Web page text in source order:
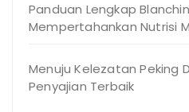
Panduan Lengkap
Mempertahankan Nutrisi
Menuju Kelezatan Peking
Penyajian Terbaik